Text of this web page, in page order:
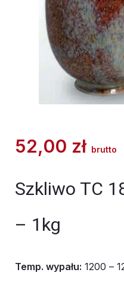
52,00 zł brutto
Szkliwo TC
– 1kg
Temp. wypału: 1200 –